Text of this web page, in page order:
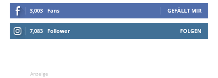
3,003 Fans GEFÄLLT MIR
7,083 Follower FOLGEN
Anzeige